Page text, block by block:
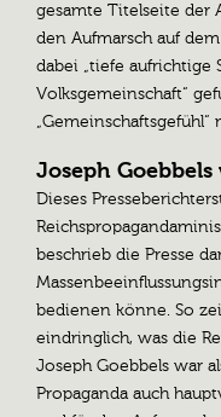
gesamte Titelseite der
den Aufmarsch auf
dabei „tiefe aufrichtige
Volksgemeinschaft“
Joseph
Dieses
beschrieb die Presse
bedienen könne. So
eindringlich, was die
Joseph Goebbels war
Propaganda auch